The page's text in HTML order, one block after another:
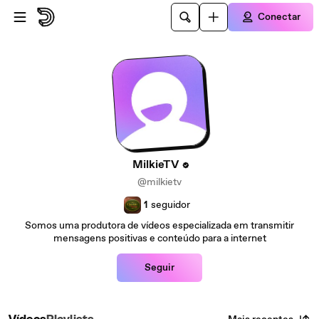
Ir para o conteúdo principal
Conectar
MilkieTV
@milkietv
1 seguidor
Somos uma produtora de vídeos especializada em transmitir
mensagens positivas e conteúdo para a internet
Seguir